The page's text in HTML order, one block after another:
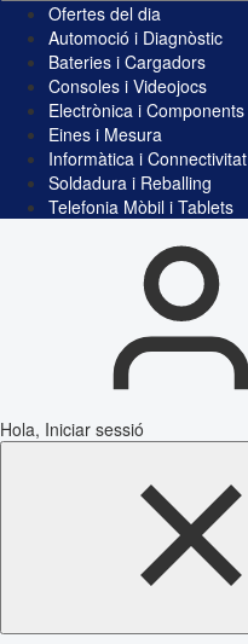
Ofertes del dia
Automoció i Diagnòstic
Bateries i Cargadors
Consoles i Videojocs
Electrònica i Components
Eines i Mesura
Informàtica i Connectivitat
Soldadura i Reballing
Telefonia Mòbil i Tablets
Hola, Iniciar sessió